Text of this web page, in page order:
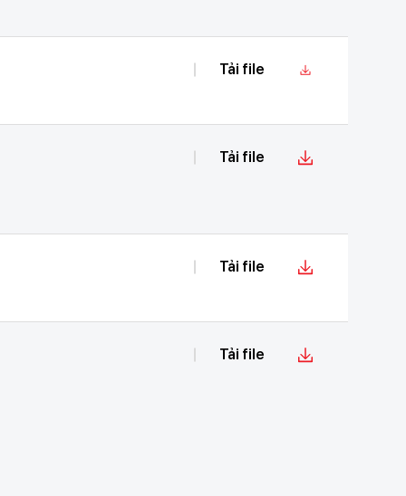
Tải file
Tải file
Tải file
Tải file